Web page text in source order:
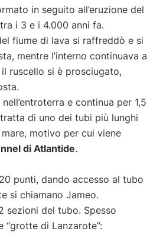
in seguito all’eruzione del
i 3 e i 4.000 anni fa.
fiume di lava si raffreddò e si
mentre l’interno continuava a
ruscello si è prosciugato,
e continua per 1,5
di uno dei tubi più lunghi
motivo per cui viene
di Atlantide.
punti, dando accesso al tubo
si chiamano Jameo.
sezioni del tubo. Spesso
“grotte di Lanzarote”: